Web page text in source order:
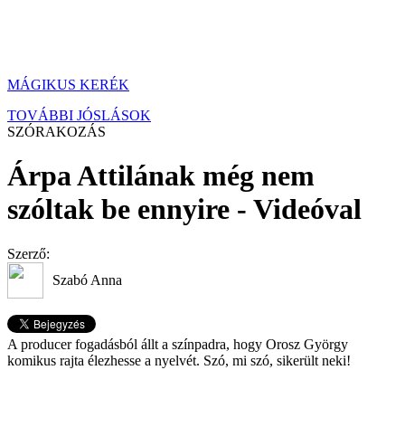
MÁGIKUS KERÉK
TOVÁBBI JÓSLÁSOK
SZÓRAKOZÁS
Árpa Attilának még nem
szóltak be ennyire - Videóval
Szerző:
Szabó Anna
A producer fogadásból állt a színpadra, hogy Orosz György
komikus rajta élezhesse a nyelvét. Szó, mi szó, sikerült neki!